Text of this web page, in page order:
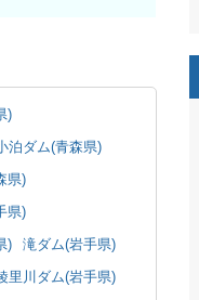
)
泊ダム(青森県)
県)
県)
)
滝ダム(岩手県)
里川ダム(岩手県)